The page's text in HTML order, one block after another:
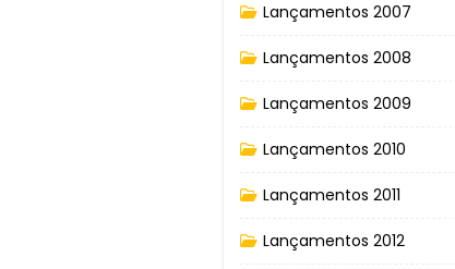
Lançamentos 2007
Lançamentos 2008
Lançamentos 2009
Lançamentos 2010
Lançamentos 2011
Lançamentos 2012